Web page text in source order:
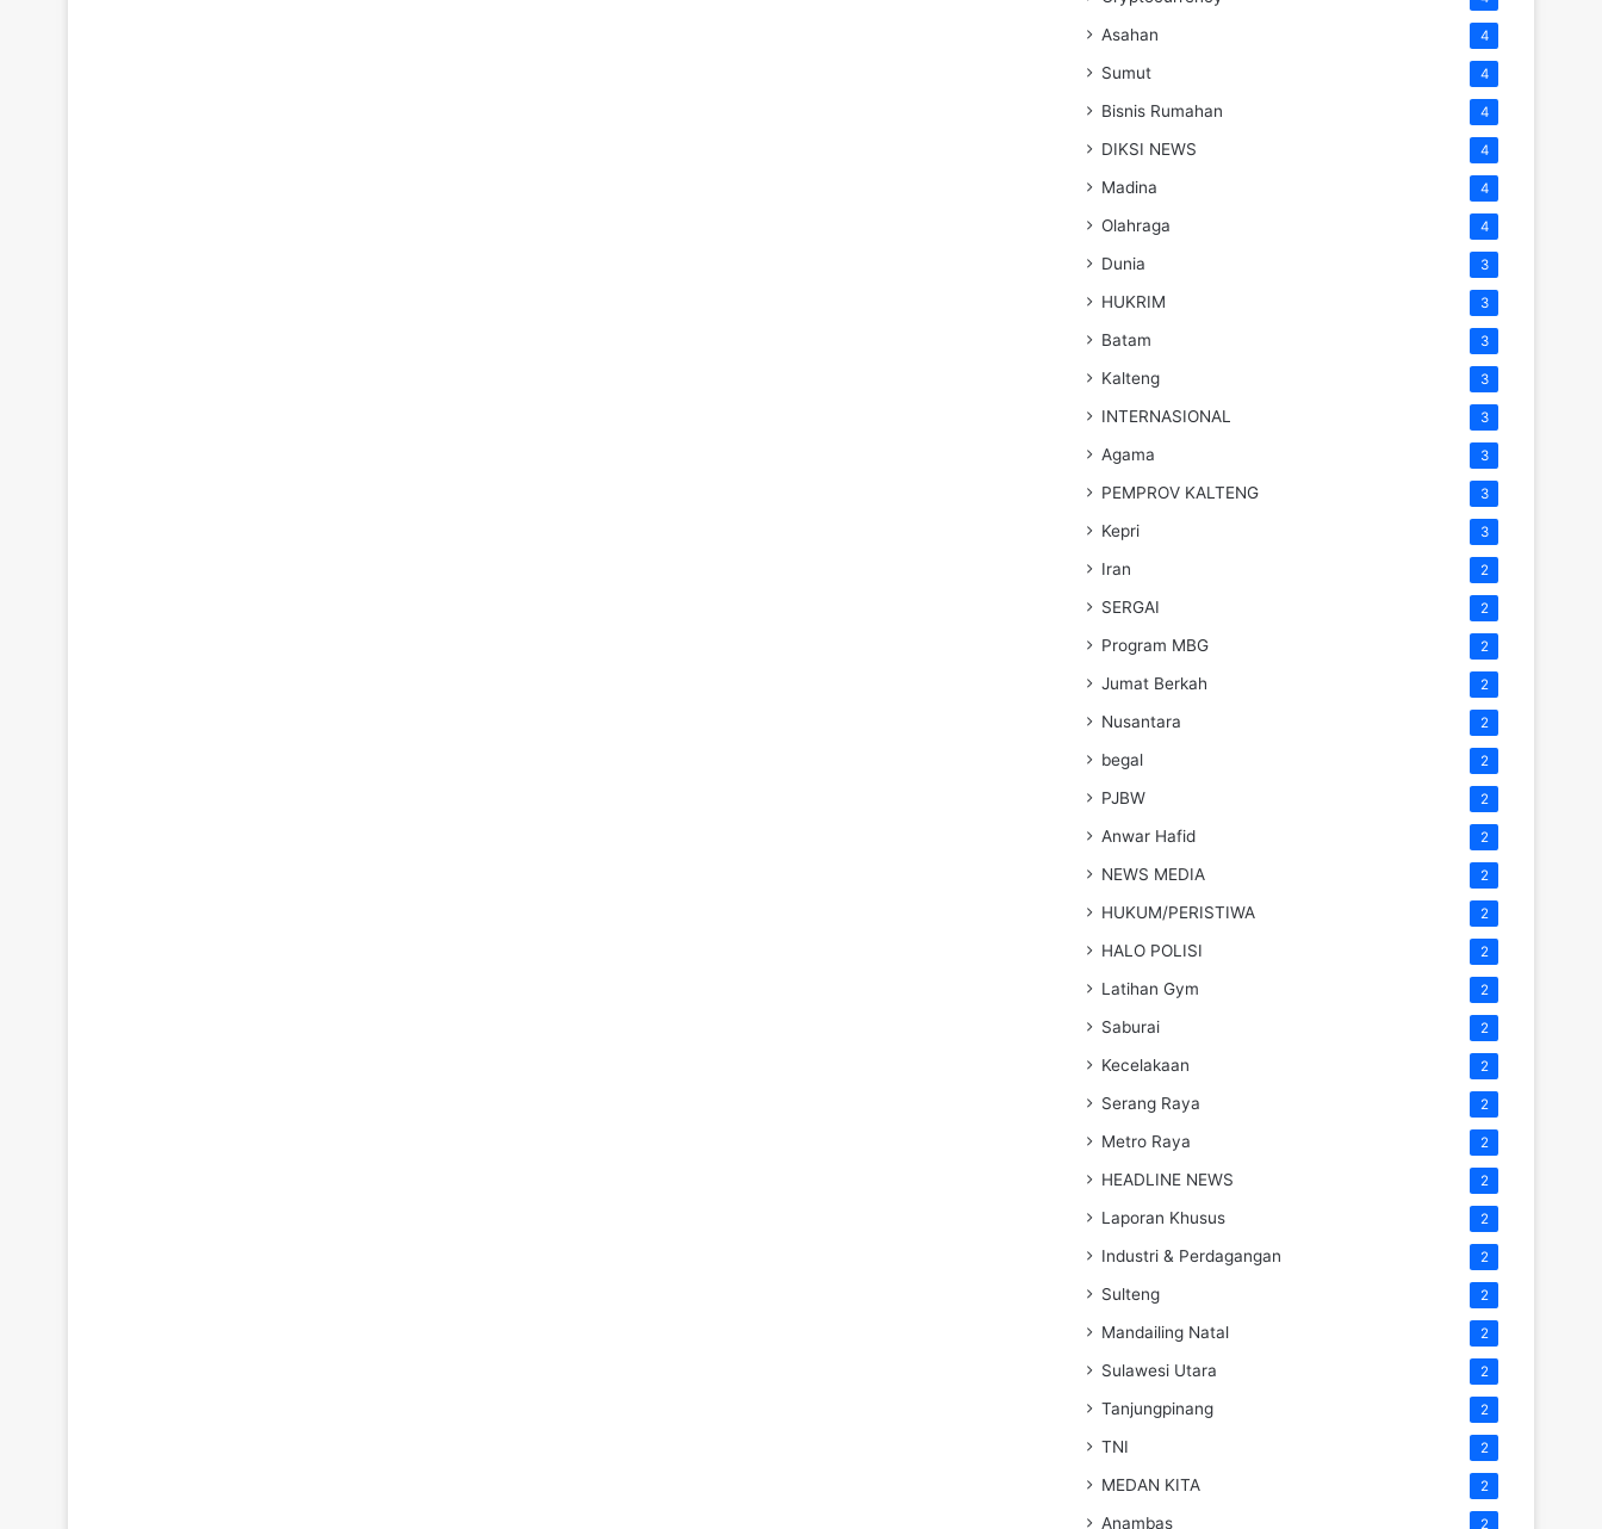
Asahan 4
Sumut 4
Bisnis Rumahan 4
DIKSI NEWS 4
Madina 4
Olahraga 4
Dunia 3
HUKRIM 3
Batam 3
Kalteng 3
INTERNASIONAL 3
Agama 3
PEMPROV KALTENG 3
Kepri 3
Iran 2
SERGAI 2
Program MBG 2
Jumat Berkah 2
Nusantara 2
begal 2
PJBW 2
Anwar Hafid 2
NEWS MEDIA 2
HUKUM/PERISTIWA 2
HALO POLISI 2
Latihan Gym 2
Saburai 2
Kecelakaan 2
Serang Raya 2
Metro Raya 2
HEADLINE NEWS 2
Laporan Khusus 2
Industri & Perdagangan 2
Sulteng 2
Mandailing Natal 2
Sulawesi Utara 2
Tanjungpinang 2
TNI 2
MEDAN KITA 2
Anambas 2